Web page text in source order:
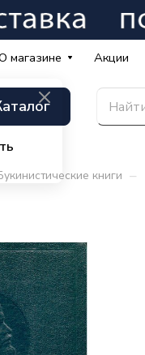
магазине Акции
книги –